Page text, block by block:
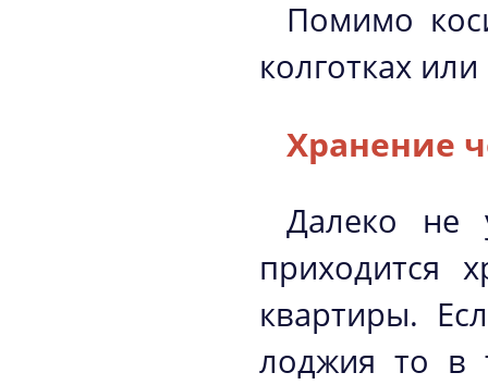
Помимо
колготках
Хранение
Далеко не
приходится
квартиры.
лоджия то в